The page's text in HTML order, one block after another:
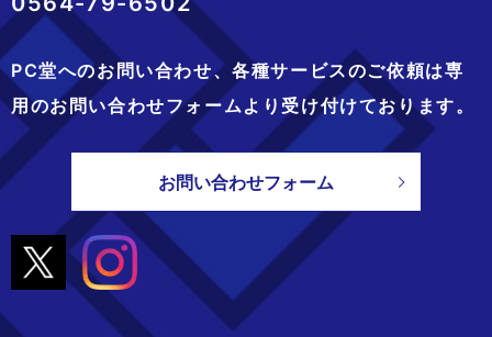
PC堂へのお問い合わせ、各種サービスのご依頼は専
用のお問い合わせフォームより 受け付けております。
お問い合わせフォーム